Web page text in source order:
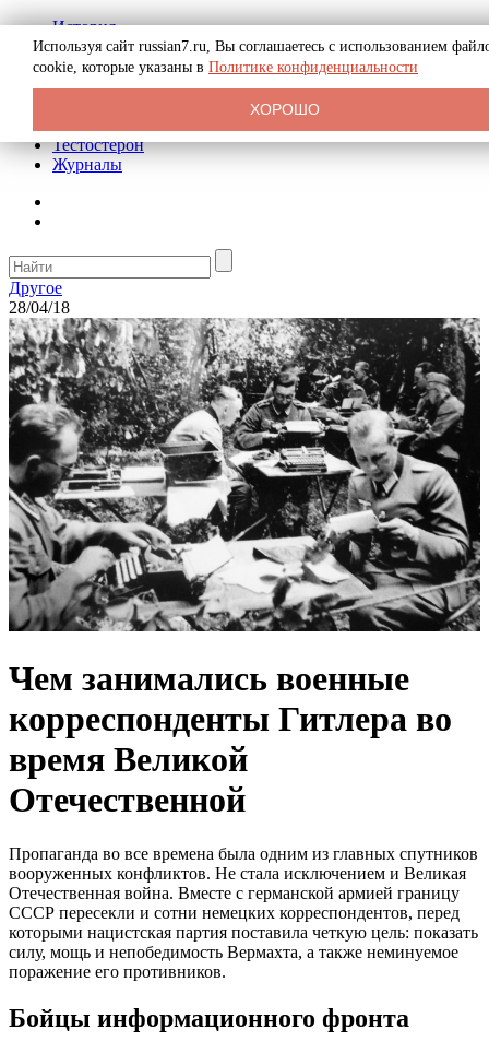
История
Биография
Криминал
Реклама на сайте
Тестостерон
Журналы
Другое
28/04/18
Чем занимались военные
корреспонденты Гитлера во
время Великой
Отечественной
Пропаганда во все времена была одним из главных спутников
вооруженных конфликтов. Не стала исключением и Великая
Отечественная война. Вместе с германской армией границу
СССР пересекли и сотни немецких корреспондентов, перед
которыми нацистская партия поставила четкую цель: показать
силу, мощь и непобедимость Вермахта, а также неминуемое
поражение его противников.
Бойцы информационного фронта
Используя сайт russian7.ru, Вы соглашаетесь с использованием
cookie, которые указаны в Политике конфиденциальности
ХОРОШО